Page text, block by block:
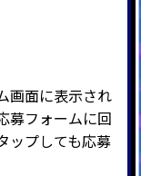
画面に表示され
募フォームに回
ップしても応募